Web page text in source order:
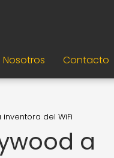
Nosotros Contacto
del WiFi
a